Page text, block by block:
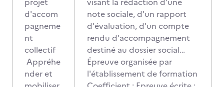
d'accom
pagneme
nt
collectif
Appréhe
nder et
note sociale, d'un rapport
d'évaluation, d'un compte
rendu d'accompagnement
destiné au dossier social…
Épreuve organisée par
l'établissement de formation